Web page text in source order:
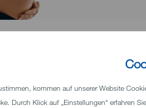
kommen auf unserer Website
Durch Klick auf „Einstellungen“ erfahren
die Ausbildung
es Infos und Bewerbungsmöglichkeiten
Wer mehr über den